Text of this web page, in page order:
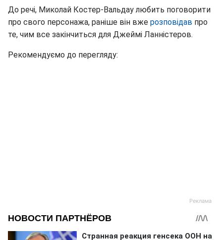
До речі, Миколай Костер-Вальдау любить поговорити
про свого персонажа, раніше він вже розповідав про
те, чим все закінчиться для Джеймі Ланністеров.
Рекомендуємо до перегляду: